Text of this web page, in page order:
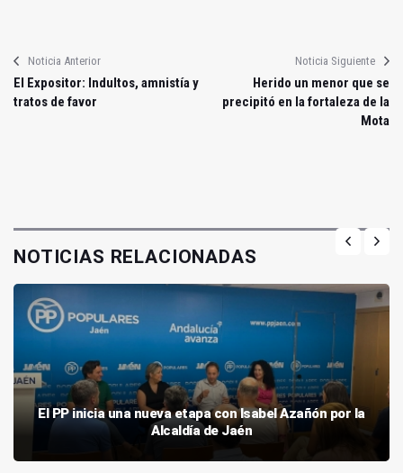
Noticia Anterior
El Expositor: Indultos, amnistía y
tratos de favor
Noticia Siguiente
Herido un menor que se
precipitó en la fortaleza de la
Mota
NOTICIAS RELACIONADAS
El PP inicia una nueva etapa con Isabel Azañón por la
Alcaldía de Jaén